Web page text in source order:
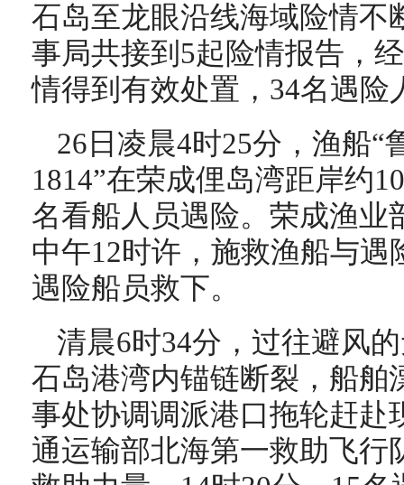
石岛至龙眼沿线海域险情不
事局共接到5起险情报告，
情得到有效处置，34名遇险
26日凌晨4时25分，渔船“
1814”在荣成俚岛湾距岸约
名看船人员遇险。荣成渔业
中午12时许，施救渔船与
遇险船员救下。
清晨6时34分，过往避风
石岛港湾内锚链断裂，船舶
事处协调调派港口拖轮赶赴
通运输部北海第一救助飞行